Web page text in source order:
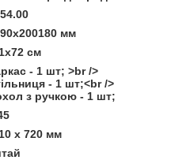
мм
см
- 1 шт; >br />
- 1 шт;<br />
з ручкою - 1 шт;
x 720 мм